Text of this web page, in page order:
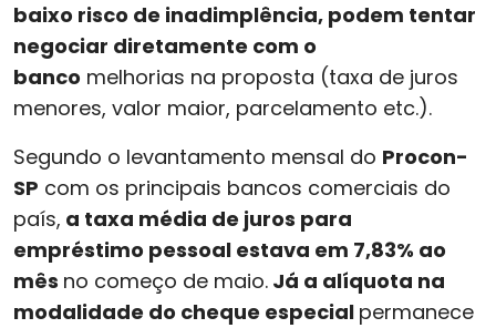
baixo risco de inadimplência, podem tentar
negociar diretamente com o
banco melhorias na proposta (taxa de juros
menores, valor maior, parcelamento etc.).
Segundo o levantamento mensal do Procon-
SP com os principais bancos comerciais do
país, a taxa média de juros para
empréstimo pessoal estava em 7,83% ao
mês no começo de maio. Já a alíquota na
modalidade do cheque especial permanece